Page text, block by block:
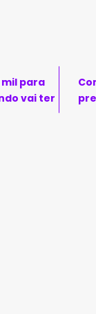
mil para
vai ter